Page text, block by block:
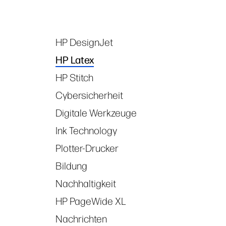
Tags
HP DesignJet
HP Latex
HP Stitch
Cybersicherheit
Digitale Werkzeuge
Ink Technology
Plotter-Drucker
Bildung
Nachhaltigkeit
HP PageWide XL
Nachrichten